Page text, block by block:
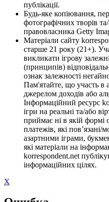
публікації.
Будь-яке копіювання,
фотографічних творів
правовласника Getty
Матеріали сайту
старше 21 року (21+).
викликати ігрову
(принципів)
ознак залежності
Пам'ятайте, що участь в
джерелом доходів або
Інформаційний ресурс
ігри на реальні та/або
приймає ні в якій формі
платежів, які пов’язані/
азартними іграми,
які матеріали на
korrespondent.net
інформаційних цілях.
X